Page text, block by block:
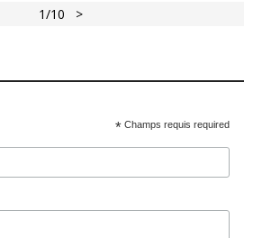
1/10 >
* Champs requis required